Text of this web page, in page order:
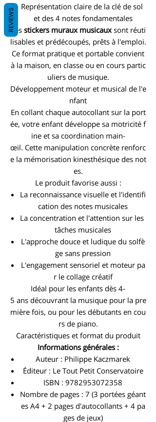
Représentation claire de la clé de sol
et des 4 notes fondamentales
Les stickers muraux musicauxsont réuti
lisables et prédécoupés, prêts à l'emploi.
Ce format pratique et portable convient
à la maison, en classe ou en cours partic
uliers de musique.
Développement moteur et musical de l'e
nfant
En collant chaque autocollant sur la port
ée, votre enfant développe sa motricité f
ine et sa coordination main-
œil. Cette manipulation concrète renforc
e la mémorisation kinesthésique des not
es.
Le produit favorise aussi :
La reconnaissance visuelle et l'identifi
cation des notes musicales
La concentration et l'attention sur les
tâches musicales
L'approche douce et ludique du solfè
ge sans pression
L'engagement sensoriel et moteur pa
r le collage créatif
Idéal pour les enfants dès 4-
5 ans découvrant la musique pour la pre
mière fois, ou pour les débutants en cou
rs de piano.
Caractéristiques et format du produit
Informations générales :
Auteur : Philippe Kaczmarek
Éditeur : Le Tout Petit Conservatoire
ISBN : 9782953072358
Nombre de pages : 7 (3 portées géant
es A4 + 2 pages d'autocollants + 4 pa
ges de jeux)
REVIEWS